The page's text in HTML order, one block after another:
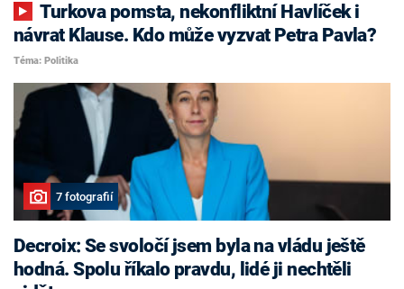
Turkova pomsta, nekonfliktní Havlíček i
návrat Klause. Kdo může vyzvat Petra Pavla?
Téma: Politika
7 fotografií
Decroix: Se svoločí jsem byla na vládu ještě
hodná. Spolu říkalo pravdu, lidé ji nechtěli